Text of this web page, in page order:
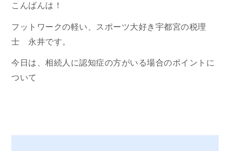
こんばんは！
フットワークの軽い、スポーツ大好き宇都宮の税理
士 永井です。
今日は、相続人に認知症の方がいる場合のポイントに
ついて